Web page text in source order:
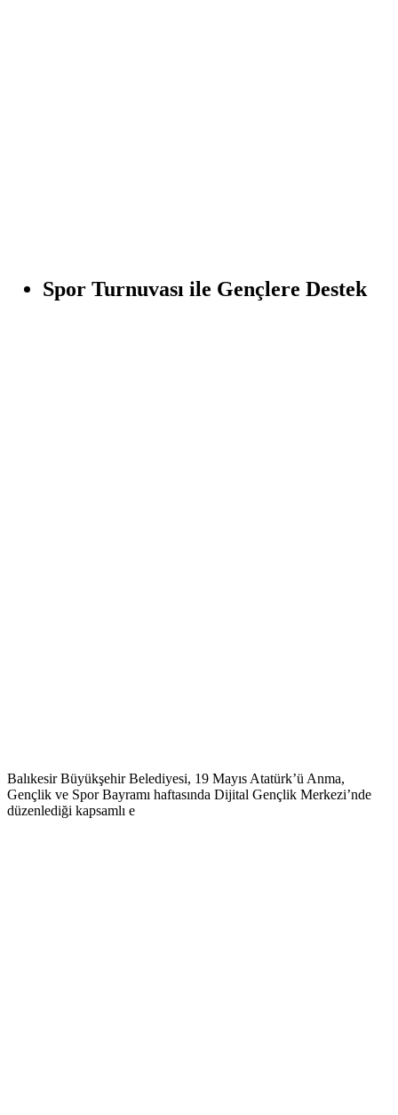
Spor Turnuvası ile Gençlere Destek
Balıkesir Büyükşehir Belediyesi, 19 Mayıs Atatürk’ü Anma,
Gençlik ve Spor Bayramı haftasında Dijital Gençlik Merkezi’nde
düzenlediği kapsamlı e